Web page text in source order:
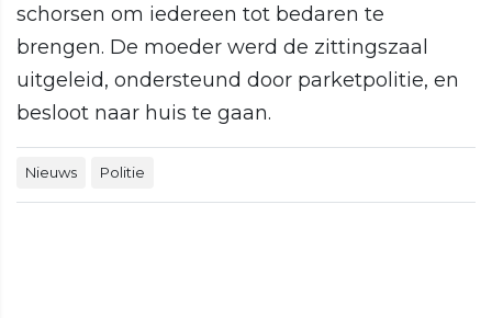
schorsen om iedereen tot bedaren te
brengen. De moeder werd de zittingszaal
uitgeleid, ondersteund door parketpolitie, en
besloot naar huis te gaan.
Nieuws Politie